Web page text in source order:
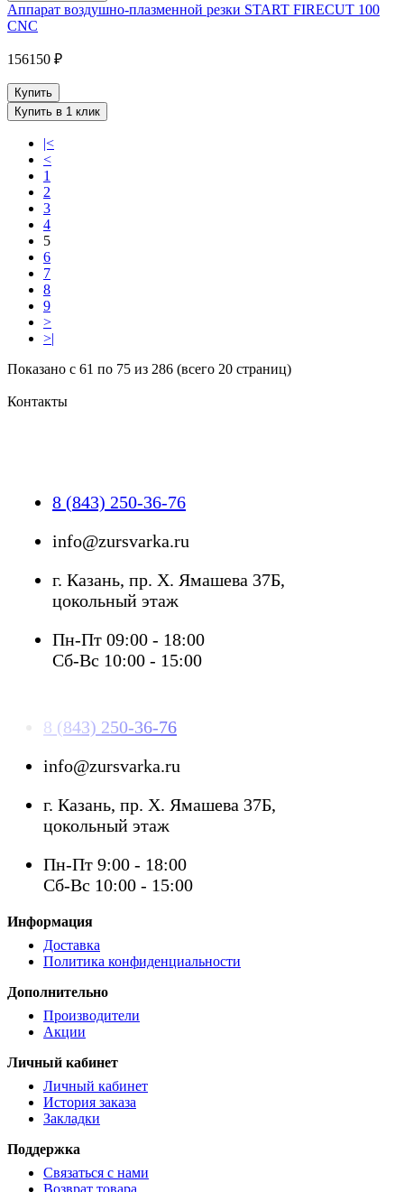
Аппарат воздушно-плазменной резки START FIRECUT 100
CNC
156150 ₽
Купить
Купить в 1 клик
|<
<
1
2
3
4
5
6
7
8
9
>
>|
Показано с 61 по 75 из 286 (всего 20 страниц)
Контакты
8 (843) 250-36-76
info@zursvarka.ru
г. Казань, пр. Х. Ямашева 37Б,
цокольный этаж
Пн-Пт 09:00 - 18:00
Сб-Вс 10:00 - 15:00
8 (843) 250-36-76
info@zursvarka.ru
г. Казань, пр. Х. Ямашева 37Б,
цокольный этаж
Пн-Пт 9:00 - 18:00
Сб-Вс 10:00 - 15:00
Информация
Доставка
Политика конфиденциальности
Дополнительно
Производители
Акции
Личный кабинет
Личный кабинет
История заказа
Закладки
Поддержка
Связаться с нами
Возврат товара